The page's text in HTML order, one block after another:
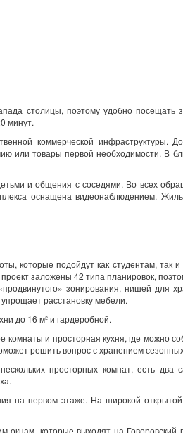
столицы, поэтому удобно посещать
минут.
коммерческой инфраструктуры.
или товары первой необходимости. В
и общения с соседями. Во всех
оснащена видеонаблюдением.
которые подойдут как студентам, так
заложены 42 типа планировок,
зонирования, нишей для
расстановку мебели.
до 16 м² и гардеробной.
и просторная кухня, где можно
решить вопрос с хранением
просторных комнат, есть два
на первом этаже. На широкой
окнам, которые выходят на Говоровский